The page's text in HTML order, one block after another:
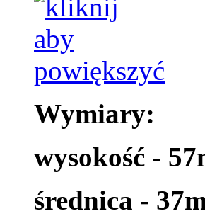
Wymiary:
wysokość -
średnica -